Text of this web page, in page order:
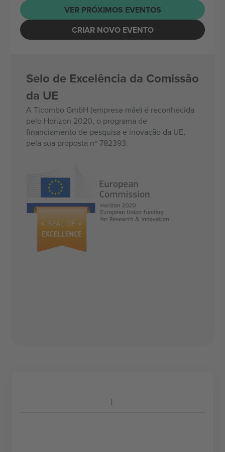
VER PRÓXIMOS EVENTOS
CRIAR NOVO EVENTO
Selo de Excelência da Comissão
da UE
A Ticombo GmbH (empresa-mãe) é reconhecida
pelo Horizon 2020, o programa de
financiamento de pesquisa e inovação da UE,
pela sua proposta nº 782393.